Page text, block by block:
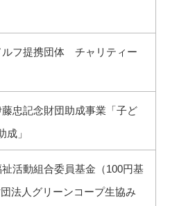
フ提携団体 チャリティー
忠記念財団助成事業「子ど
成」
活動組合委員基金（100円基
法人グリーンコープ生協み